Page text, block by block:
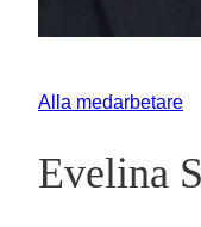
Alla medarbetare
Evelina